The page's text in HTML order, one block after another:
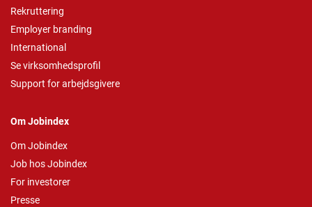
Rekruttering
Employer branding
International
Se virksomhedsprofil
Support for arbejdsgivere
Om Jobindex
Om Jobindex
Job hos Jobindex
For investorer
Presse